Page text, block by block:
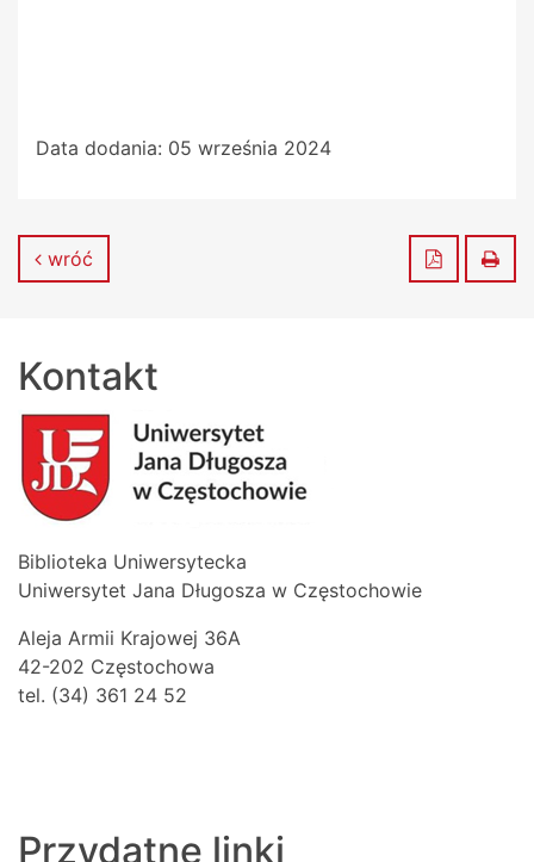
Data dodania: 05 września 2024
wróć Zapisz do
Kontakt
Biblioteka Uniwersytecka
Uniwersytet Jana Długosza w Częstochowie
Aleja Armii Krajowej 36A
42-202 Częstochowa
tel. (34) 361 24 52
Przydatne linki